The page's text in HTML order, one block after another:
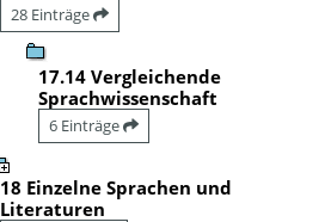
28 Einträge
17.14 Vergleichende
Sprachwissenschaft
6 Einträge
18 Einzelne Sprachen und
Literaturen